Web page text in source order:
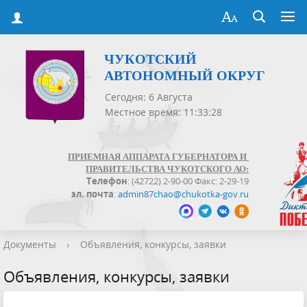
ЧУКОТСКИЙ
АВТОНОМНЫЙ ОКРУГ
Сегодня: 6 Августа
Местное время: 11:33:29
ПРИЕМНАЯ АППАРАТА ГУБЕРНАТОРА И
ПРАВИТЕЛЬСТВА ЧУКОТСКОГО АО:
Телефон: (42722) 2-90-00 Факс: 2-29-19
эл. почта:admin87chao@chukotka-gov.ru
Документы › Объявления, конкурсы, заявки
Объявления, конкурсы, заявки